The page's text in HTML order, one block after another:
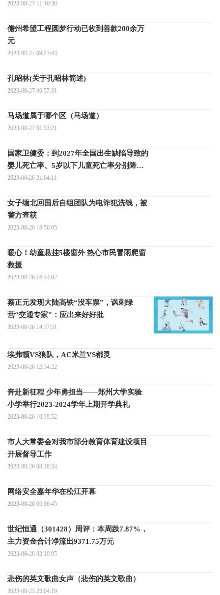
2023-08-27 11:10:38
儋州希望工程圆梦行动已收到善款200余万
元
2023-08-27 09:23:43
孔昭林(关于孔昭林简述)
2023-08-27 06:57:31
马场道属于哪个区（马场道）
2023-08-27 01:53:21
国家卫健委：到2027年全国出生缺陷导致的
婴儿死亡率、5岁以下儿童死亡率分别降至
1.0‰、1.1‰以下
2023-08-26 21:04:11
女子缅北回国后自组团队为电诈犯洗钱，被
警方查获
2023-08-26 18:56:05
暖心！幼童悬挂5楼窗外 热心市民冒雨爬窗
救援
2023-08-26 16:44:02
蔡正元发现大陆高铁“没车票”，讽刺绿
营“交通专家”：应出来好好批
2023-08-26 14:37:51
埃弗顿VS狼队，AC米兰VS都灵
2023-08-26 12:34:22
奔赴新征程 少年勇担当——郑州大学实验
小学举行2023-2024学年上期开学典礼
2023-08-26 10:39:52
市人大常委会对我市部分教育体育建设项目
开展督导工作
2023-08-26 08:16:34
网络安全嘉年华在松江开幕
2023-08-26 06:00:45
世纪恒通（301428）周评：本周跌7.87%，
主力资金合计净流出9371.75万元
2023-08-26 02:10:05
悲伤的英文歌曲女声（悲伤的英文歌曲）
2023-08-25 22:04:19